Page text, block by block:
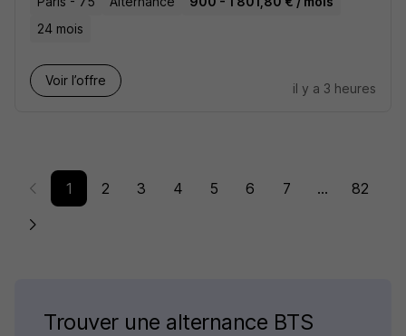
24 mois
Voir l’offre
il y a 3 heures
1 2 3 4 5 6 7 ... 82
Trouver une alternance BTS